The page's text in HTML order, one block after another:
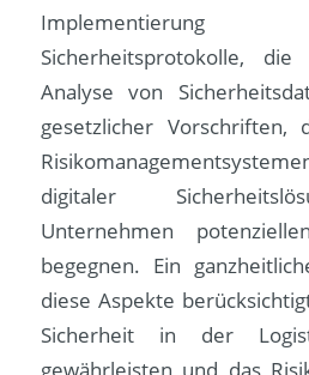
Sicherheitsprotokolle,
Analyse von
gesetzlicher Vorschriften,
digitaler
Unternehmen
begegnen. Ein
diese Aspekte
Sicherheit in der